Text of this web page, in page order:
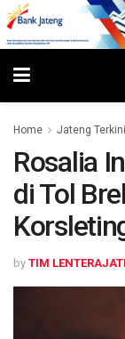
Home Jateng Terkini
Rosalia
di Tol
by TIM